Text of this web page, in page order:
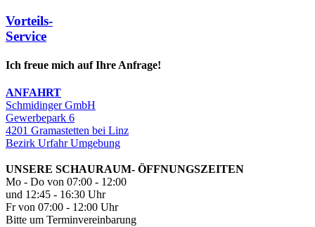
Vorteils-
Service
Ich freue mich auf Ihre Anfrage!
ANFAHRT
Schmidinger GmbH
Gewerbepark 6
4201 Gramastetten bei Linz
Bezirk Urfahr Umgebung
UNSERE SCHAURAUM- ÖFFNUNGSZEITEN
Mo - Do von 07:00 - 12:00
und 12:45 - 16:30 Uhr
Fr von 07:00 - 12:00 Uhr
Bitte um Terminvereinbarung